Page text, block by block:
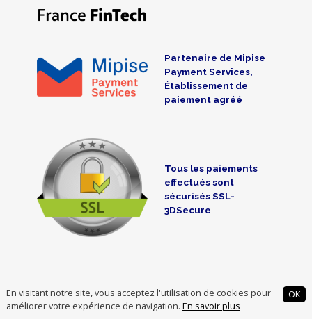
En visitant notre site, vous acceptez l'utilisation de cookies pour
améliorer votre expérience de navigation. En savoir plus
OK
Partenaire de Mipise
Payment Services,
Établissement de
paiement agréé
Tous les paiements
effectués sont
sécurisés SSL-
3DSecure
AVERTISSEMENT :Les investissements